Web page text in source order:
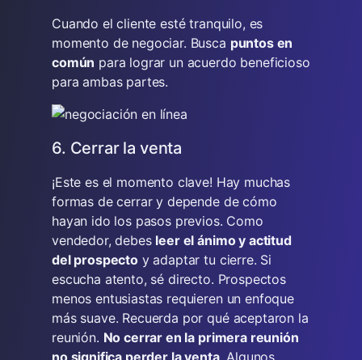
Cuando el cliente esté tranquilo, es
momento de negociar. Busca puntos en
común para lograr un acuerdo beneficioso
para ambas partes.
6. Cerrar la venta
¡Este es el momento clave! Hay muchas
formas de cerrar y depende de cómo
hayan ido los pasos previos. Como
vendedor, debes leer el ánimo y actitud
del prospectoy adaptar tu cierre. Si
escucha atento, sé directo. Prospectos
menos entusiastas requieren un enfoque
más suave. Recuerda por qué aceptaron la
reunión. No cerrar en la primera reunión
no significa perder la venta. Algunos